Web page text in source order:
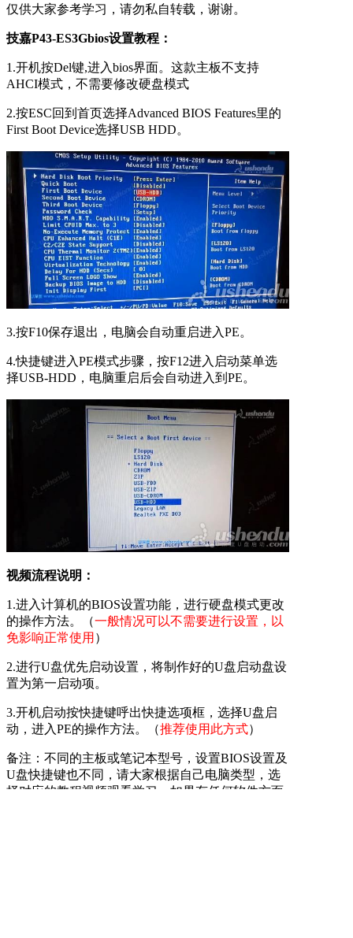
仅供大家参考学习，请勿私自转载，谢谢。
技嘉P43-ES3Gbios设置教程：
1.开机按Del键,进入bios界面。这款主板不支持
AHCI模式，不需要修改硬盘模式
2.按ESC回到首页选择Advanced BIOS Features里的
First Boot Device选择USB HDD。
3.按F10保存退出，电脑会自动重启进入PE。
4.快捷键进入PE模式步骤，按F12进入启动菜单选
择USB-HDD，电脑重启后会自动进入到PE。
视频流程说明：
1.进入计算机的BIOS设置功能，进行硬盘模式更改
的操作方法。（一般情况可以不需要进行设置，以
免影响正常使用 ）
2.进行U盘优先启动设置，将制作好的U盘启动盘设
置为第一启动项。
3.开机启动按快捷键呼出快捷选项框，选择U盘启
动，进入PE的操作方法。（推荐使用此方式）
备注：不同的主板或笔记本型号，设置BIOS设置及
U盘快捷键也不同，请大家根据自己电脑类型，选
择对应的教程视频观看学习。如果有任何软件方面